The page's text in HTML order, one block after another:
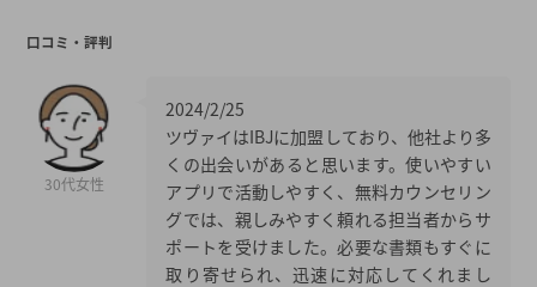
口コミ・評判
30代女性
2024/2/25
ツヴァイはIBJに加盟しており、他社より多
くの出会いがあると思います。使いやすい
アプリで活動しやすく、無料カウンセリン
グでは、親しみやすく頼れる担当者からサ
ポートを受けました。必要な書類もすぐに
取り寄せられ、迅速に対応してくれまし